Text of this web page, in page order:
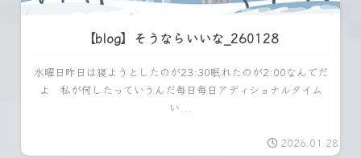
【blog】そうならいいな_260128
水曜日昨日は寝ようとしたのが23:30眠れたのが2:00なんでだ
よ 私が何したっていうんだ毎日毎日アディショナルタイム
い...
2026.01.28